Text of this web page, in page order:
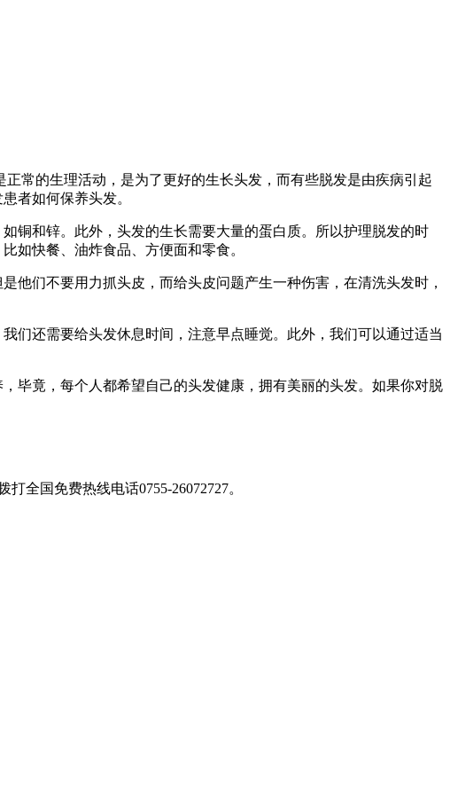
的生理活动，是为了更好的生长头发，而有些脱发是由疾病引起
者如何保养头发。
和锌。此外，头发的生长需要大量的蛋白质。所以护理脱发的时
如快餐、油炸食品、方便面和零食。
们不要用力抓头皮，而给头皮问题产生一种伤害，在清洗头发时，
还需要给头发休息时间，注意早点睡觉。此外，我们可以通过适当
竟，每个人都希望自己的头发健康，拥有美丽的头发。如果你对脱
打全国免费热线电话0755-26072727。